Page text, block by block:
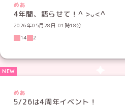
めあ
4年間、語らせて！^ >ᴗ<^
2026年05月28日 01時18分
14
2
めあ
5/26は4周年イベント！